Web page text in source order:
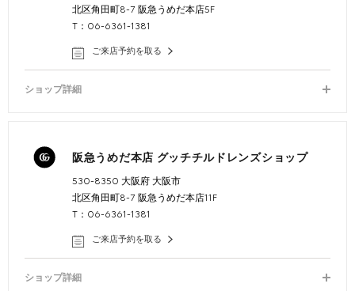
北区角田町8-7 阪急うめだ本店5F
T：06-6361-1381
ご来店予約を取る
ショップ詳細
阪急うめだ本店 グッチチルドレンズショップ
530-8350 大阪府 大阪市
北区角田町8-7 阪急うめだ本店11F
T：06-6361-1381
ご来店予約を取る
ショップ詳細